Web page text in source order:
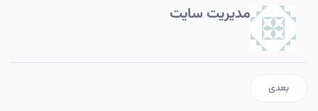
مدیریت سایت
مطلب بعدی: برگزاری مراسم جشن عید سعید غدیر خم
بعدی